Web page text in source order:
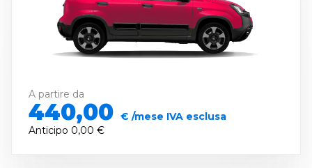
A partire da
440,00 € /mese IVA esclusa
Anticipo 0,00 €